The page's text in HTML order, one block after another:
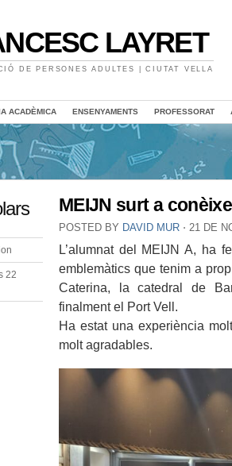
LAYRET
DE PERSONES ADULTES | CIUTAT VELLA
ACADÈMICA ENSENYAMENTS PROFESSORAT
22
MEIJN surt a
POSTED BY DAVID MUR ⋅ 21 DE
L’alumnat del MEIJN A, ha
emblemàtics que tenim a
Caterina, la catedral de
finalment el Port Vell.
Ha estat una experiència
molt agradables.